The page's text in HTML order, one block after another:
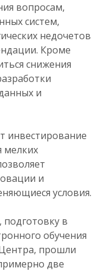
вопросам,
систем,
недочетов
Кроме
снижения
и
инвестирование
мелких
и
условия.
в
обучения
прошли
две